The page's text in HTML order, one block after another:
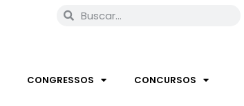
CONGRESSOS CONCURSOS